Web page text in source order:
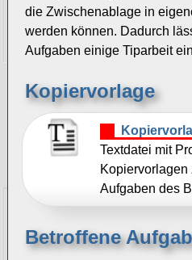
die Zwischenablage in
werden können. Dadurch
Aufgaben einige Tiparbeit
Kopiervorlage
Textdatei mit
Aufgaben des
Betroffene